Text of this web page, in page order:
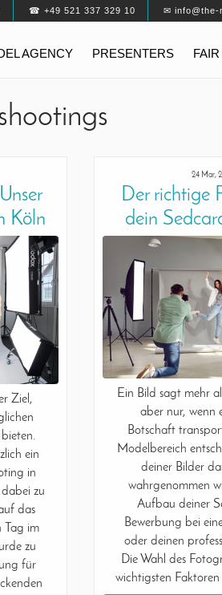
☎ +49 521 337 329 10 ✉ info@the-
AGENCY PRESENTERS
Köln
Ziel,
ein
in
zu
das
Tag im
zu
für
24 Mar,
Der richtige
dein
Ein Bild sagt mehr
aber nur, wenn
Botschaft
Modelbereich
deiner Bilder
wahrgenommen
Aufbau deiner
Bewerbung bei
oder deinen
Die Wahl des
wichtigsten